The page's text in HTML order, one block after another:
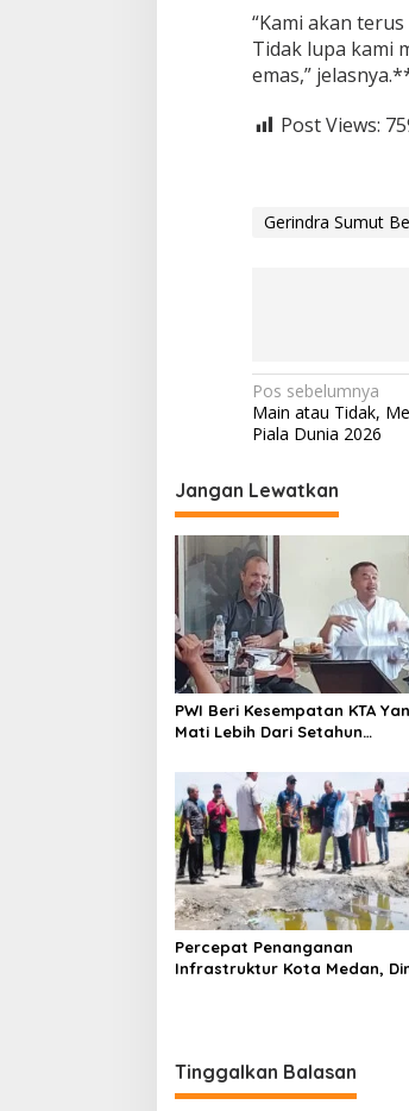
“Kami akan
Tidak lupa kami
emas,”
Post Views:
Gerindra Sumut
N
a
i
g
a
s
i
p
o
s
Pos sebelumnya
Main atau Tidak,
Piala Dunia 2026
Jangan Lewatkan
PWI Beri Kesempatan KTA
Mati Lebih Dari Setahun
Percepat Penanganan
Infrastruktur Kota Medan,
Tinggalkan Balasan